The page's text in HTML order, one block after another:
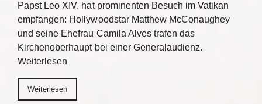
Papst Leo XIV. hat prominenten Besuch im Vatikan
empfangen: Hollywoodstar Matthew McConaughey
und seine Ehefrau Camila Alves trafen das
Kirchenoberhaupt bei einer Generalaudienz.
Weiterlesen
Weiterlesen